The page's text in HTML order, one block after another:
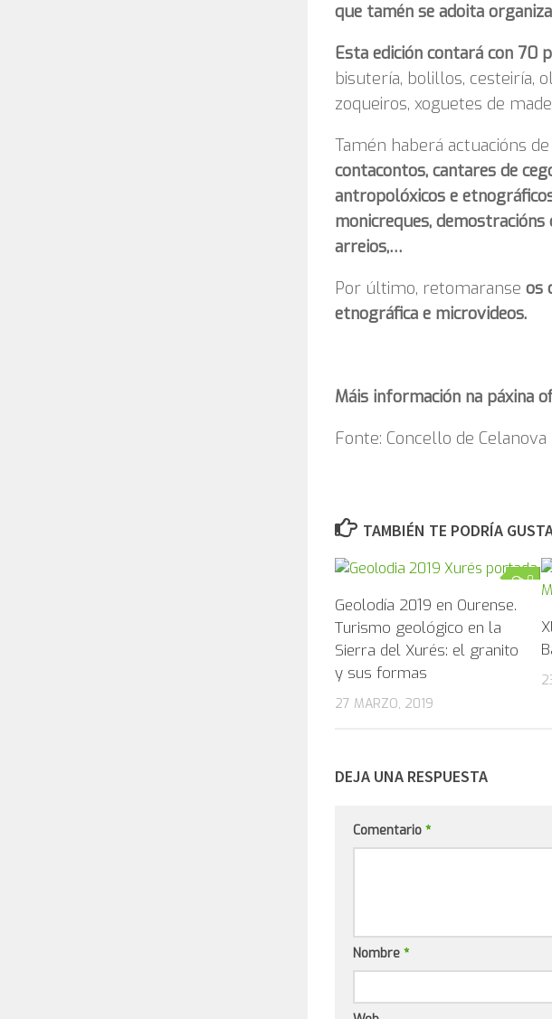
que tamén se adoita
Esta edición contará con 70
bisutería, bolillos, cesteiría,
zoqueiros, xoguetes de
Tamén haberá actuacións de
contacontos, cantares de
antropolóxicos e
monicreques,
arreios,…
Por último, retomaranse os
etnográfica e microvideos.
Máis información na páxina
Fonte: Concello de Celanova
TAMBIÉN TE PODRÍA
0
Geolodía 2019 en Ourense.
Turismo geológico en la
Sierra del Xurés: el granito
y sus formas
27 MARZO, 2019
DEJA UNA RESPUESTA
Comentario *
Nombre *